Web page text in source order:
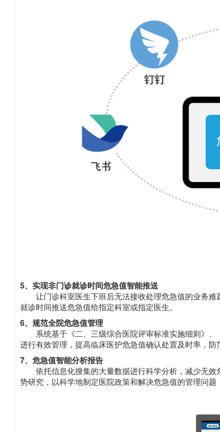
5、实现非门诊就诊时间危急值智能推送
让门诊科室医生下班后无法接收处理危急值的业务
就诊时间推送危急值给指定科室或指定医生。
6、规范全院危急值管理
系统基于《二、三级综合医院评审标准实施细则》
进行有效管理，提高临床医护危急值确认处置及时率，
7、危急值智能分析报告
依托信息化搜集的大量数据进行科学分析，减少无
势研究，以科学地制定医院政策和解决危急值的管理问